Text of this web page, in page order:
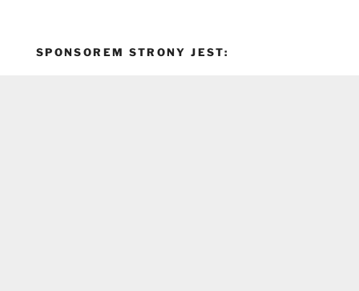
SPONSOREM STRONY JEST: